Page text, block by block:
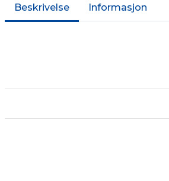
Beskrivelse Informasjon